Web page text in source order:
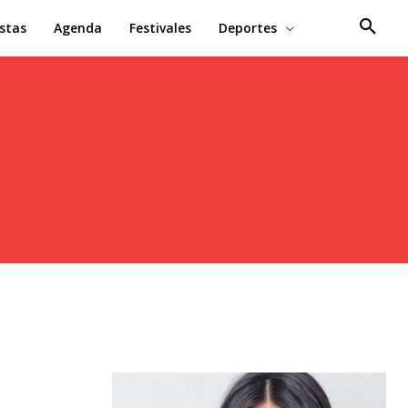
Agenda Festivales Deportes